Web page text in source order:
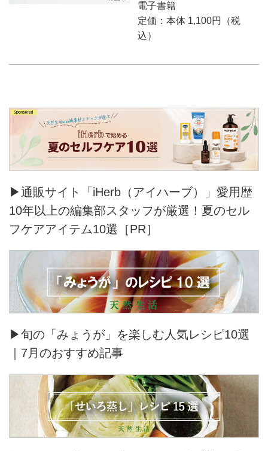
電子書籍
定価：本体 1,100円（税
込）
▶通販サイト「iHerb（アイハーブ）」愛用歴
10年以上の編集部スタッフが厳選！夏のセル
フケアアイテム10選［PR］
▶旬の「みょうが」を楽しむ人気レシピ10選
｜7月のおすすめ記事